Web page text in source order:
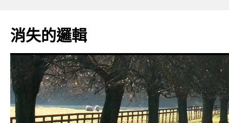
主
要
消失的邏輯